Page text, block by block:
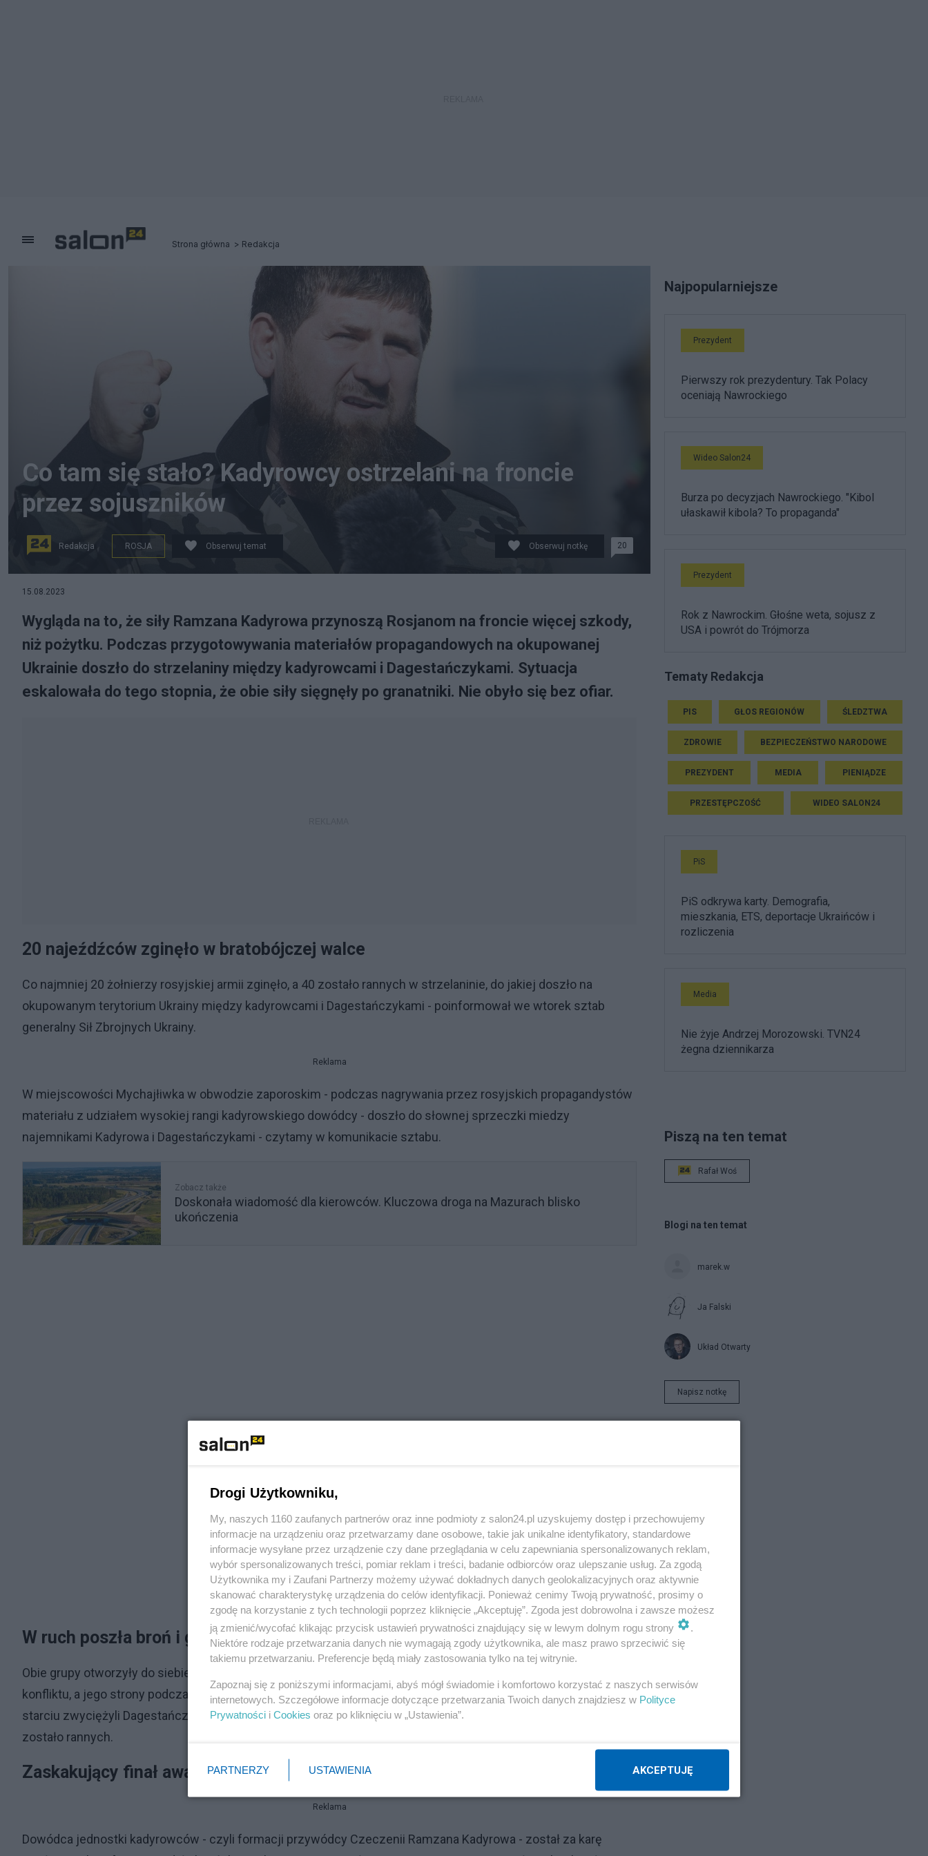
Strona główna Redakcja
Co tam się stało? Kadyrowcy ostrzelani na froncie
przez sojuszników
Redakcja ROSJA Obserwuj temat Obserwuj notkę 20
15.08.2023
Wygląda na to, że siły Ramzana Kadyrowa przynoszą Rosjanom na froncie więcej szkody,
niż pożytku. Podczas przygotowywania materiałów propagandowych na okupowanej
Ukrainie doszło do strzelaniny między kadyrowcami i Dagestańczykami. Sytuacja
eskalowała do tego stopnia, że obie siły sięgnęły po granatniki. Nie obyło się bez ofiar.
20 najeźdźców zginęło w bratobójczej walce
Co najmniej 20 żołnierzy rosyjskiej armii zginęło, a 40 zostało rannych w strzelaninie, do jakiej doszło na
okupowanym terytorium Ukrainy między kadyrowcami i Dagestańczykami - poinformował we wtorek sztab
generalny Sił Zbrojnych Ukrainy.
Reklama
W miejscowości Mychajłiwka w obwodzie zaporoskim - podczas nagrywania przez rosyjskich propagandystów
materiału z udziałem wysokiej rangi kadyrowskiego dowódcy - doszło do słownej sprzeczki miedzy
najemnikami Kadyrowa i Dagestańczykami - czytamy w komunikacie sztabu.
Zobacz także
Doskonała wiadomość dla kierowców. Kluczowa droga na Mazurach blisko
ukończenia
W ruch poszła broń i granaty
Obie grupy otworzyły do siebie ogień, a w strzelaninie zginął jeden z wojskowych. Doprowadziło to do eskalacji
konfliktu, a jego strony podczas walki sięgnęły po broń, granatniki i granaty. Według ukraińskiego sztabu w
starciu zwyciężyli Dagestańczycy. Straty odniosły obie strony - łącznie zginęło ponad 20 wojskowych, a 40
zostało rannych.
Zaskakujący finał awantury
Reklama
Dowódca jednostki kadyrowców - czyli formacji przywódcy Czeczenii Ramzana Kadyrowa - został za karę
Najpopularniejsze
Prezydent
Pierwszy rok prezydentury. Tak Polacy
oceniają Nawrockiego
Wideo Salon24
Burza po decyzjach Nawrockiego. "Kibol
ułaskawił kibola? To propaganda"
Prezydent
Rok z Nawrockim. Głośne weta, sojusz z
USA i powrót do Trójmorza
Tematy Redakcja
PIS GŁOS REGIONÓW ŚLEDZTWA
ZDROWIE BEZPIECZEŃSTWO NARODOWE
PREZYDENT MEDIA PIENIĄDZE
PRZESTĘPCZOŚĆ WIDEO SALON24
PiS
PiS odkrywa karty. Demografia,
mieszkania, ETS, deportacje Ukraińców i
rozliczenia
Media
Nie żyje Andrzej Morozowski. TVN24
żegna dziennikarza
Piszą na ten temat
Rafał Woś
Blogi na ten temat
marek.w
Ja Falski
Układ Otwarty
Napisz notkę
Drogi Użytkowniku,
My, naszych 1160 zaufanych partnerów oraz inne podmioty z salon24.pl uzyskujemy dostęp i przechowujemy
informacje na urządzeniu oraz przetwarzamy dane osobowe, takie jak unikalne identyfikatory, standardowe
informacje wysyłane przez urządzenie czy dane przeglądania w celu zapewniania spersonalizowanych reklam,
wybór spersonalizowanych treści, pomiar reklam i treści, badanie odbiorców oraz ulepszanie usług. Za zgodą
Użytkownika my i Zaufani Partnerzy możemy używać dokładnych danych geolokalizacyjnych oraz aktywnie
skanować charakterystykę urządzenia do celów identyfikacji. Ponieważ cenimy Twoją prywatność, prosimy o
zgodę na korzystanie z tych technologii poprzez kliknięcie „Akceptuję”. Zgoda jest dobrowolna i zawsze możesz
ją zmienić/wycofać klikając przycisk ustawień prywatności znajdujący się w lewym dolnym rogu strony
.
Niektóre rodzaje przetwarzania danych nie wymagają zgody użytkownika, ale masz prawo sprzeciwić się
takiemu przetwarzaniu. Preferencje będą miały zastosowania tylko na tej witrynie.
Zapoznaj się z poniższymi informacjami, abyś mógł świadomie i komfortowo korzystać z naszych serwisów
internetowych. Szczegółowe informacje dotyczące przetwarzania Twoich danych znajdziesz w Polityce
Prywatności i Cookies oraz po kliknięciu w „Ustawienia”.
PARTNERZY USTAWIENIA AKCEPTUJĘ